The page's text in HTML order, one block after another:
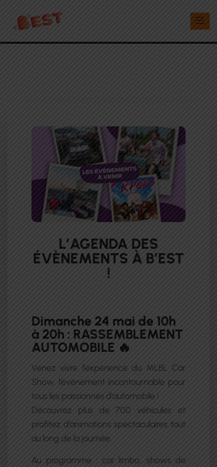
L’AGENDA DES
ÉVÈNEMENTS À B’EST
!
Dimanche 24 mai de 10h
à 20h : RASSEMBLEMENT
AUTOMOBILE 🔥
Venez vivre l’expérience du MLBL Car
Show, l’événement incontournable pour
tous les passionnés d’automobile !
Découvrez plus de 700 véhicules et
profitez d’animations spectaculaires tout
au long de la journée.
Au programme : car limbo, shows de